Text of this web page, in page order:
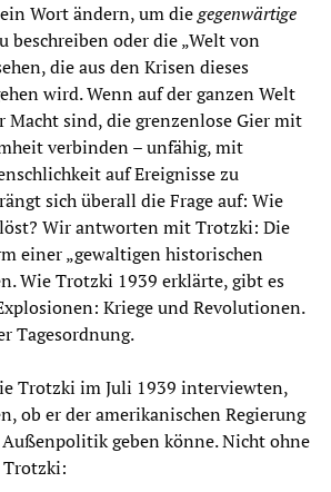
Wort ändern, um diegegenwärtige
beschreiben oder die „Welt von
die aus den Krisen dieses
wird. Wenn auf der ganzen Welt
Macht sind, die grenzenlose Gier mit
verbinden – unfähig, mit
auf Ereignisse zu
sich überall die Frage auf: Wie
Wir antworten mit Trotzki: Die
einer „gewaltigen historischen
Wie Trotzki 1939 erklärte, gibt es
Kriege und Revolutionen.
Tagesordnung.
Trotzki im Juli 1939 interviewten,
ob er der amerikanischen Regierung
geben könne. Nicht ohne